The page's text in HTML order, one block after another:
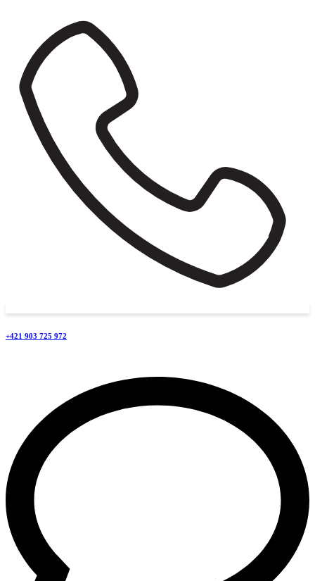
+421 903 725 972